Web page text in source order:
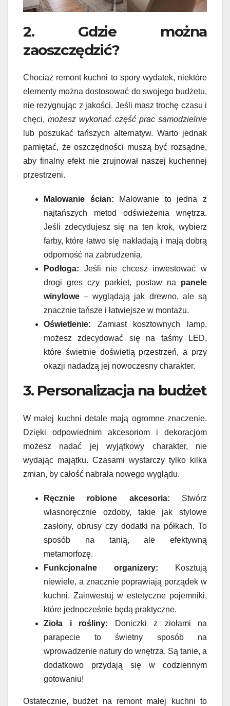
2. Gdzie można
zaoszczędzić?
Chociaż remont kuchni to spory wydatek, niektóre
elementy można dostosować do swojego budżetu,
nie rezygnując z jakości. Jeśli masz trochę czasu i
chęci,możesz wykonać część prac samodzielnie
lub poszukać tańszych alternatyw. Warto jednak
pamiętać, że oszczędności muszą być rozsądne,
aby finalny efekt nie zrujnował naszej kuchennej
przestrzeni.
Malowanie ścian: Malowanie to jedna z
najtańszych metod odświeżenia wnętrza.
Jeśli zdecydujesz się na ten krok, wybierz
farby, które łatwo się nakładają i mają dobrą
odporność na zabrudzenia.
Podłoga: Jeśli nie chcesz inwestować w
drogi gres czy parkiet, postaw na panele
winylowe – wyglądają jak drewno, ale są
znacznie tańsze i łatwiejsze w montażu.
Oświetlenie: Zamiast kosztownych lamp,
możesz zdecydować się na taśmy LED,
które świetnie doświetlą przestrzeń, a przy
okazji nadadzą jej nowoczesny charakter.
3. Personalizacja na budżet
W małej kuchni detale mają ogromne znaczenie.
Dzięki odpowiednim akcesoriom i dekoracjom
możesz nadać jej wyjątkowy charakter, nie
wydając majątku. Czasami wystarczy tylko kilka
zmian, by całość nabrała nowego wyglądu.
Ręcznie robione akcesoria: Stwórz
własnoręcznie ozdoby, takie jak stylowe
zasłony, obrusy czy dodatki na półkach. To
sposób na tanią, ale efektywną
metamorfozę.
Funkcjonalne organizery: Kosztują
niewiele, a znacznie poprawiają porządek w
kuchni. Zainwestuj w estetyczne pojemniki,
które jednocześnie będą praktyczne.
Zioła i rośliny: Doniczki z ziołami na
parapecie to świetny sposób na
wprowadzenie natury do wnętrza. Są tanie, a
dodatkowo przydają się w codziennym
gotowaniu!
Ostatecznie, budżet na remont małej kuchni to